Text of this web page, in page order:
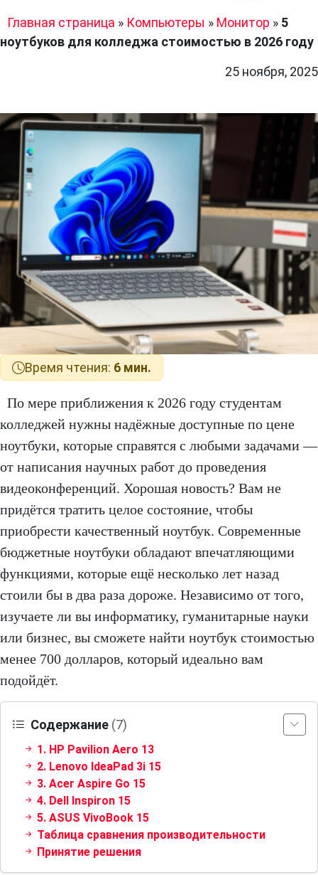
Главная страница » Компьютеры » Монитор » 5
ноутбуков для колледжа стоимостью в 2026 году
25 ноября, 2025
Время чтения: 6 мин.
По мере приближения к 2026 году студентам
колледжей нужны надёжные доступные по цене
ноутбуки, которые справятся с любыми задачами —
от написания научных работ до проведения
видеоконференций. Хорошая новость? Вам не
придётся тратить целое состояние, чтобы
приобрести качественный ноутбук. Современные
бюджетные ноутбуки обладают впечатляющими
функциями, которые ещё несколько лет назад
стоили бы в два раза дороже. Независимо от того,
изучаете ли вы информатику, гуманитарные науки
или бизнес, вы сможете найти ноутбук стоимостью
менее 700 долларов, который идеально вам
подойдёт.
Содержание (7)
1. HP Pavilion Aero 13
2. Lenovo IdeaPad 3i 15
3. Acer Aspire Go 15
4. Dell Inspiron 15
5. ASUS VivoBook 15
Таблица сравнения производительности
Принятие решения